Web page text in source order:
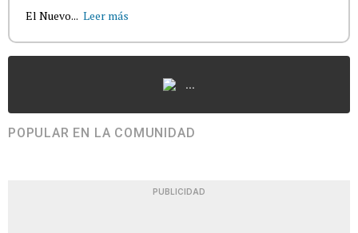
El Nuevo... Leer más
...
POPULAR EN LA COMUNIDAD
PUBLICIDAD